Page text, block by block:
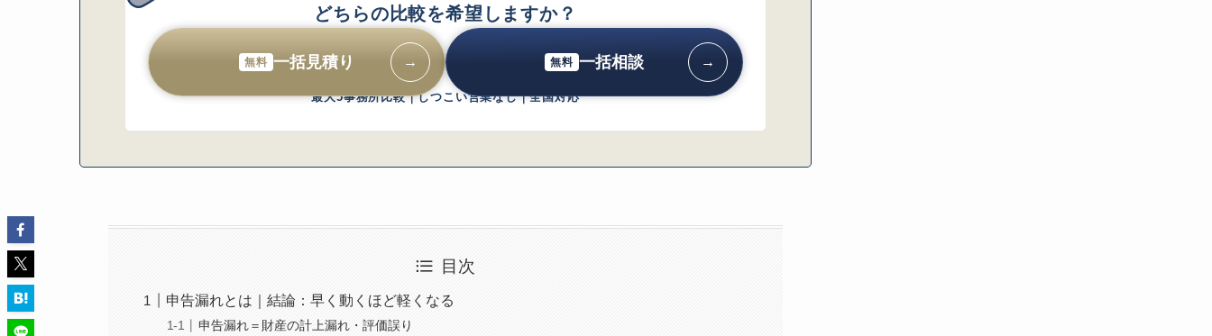
どちらの比較を希望しますか？
無料 一括見積り → 無料 一括相談 →
最大5事務所比較｜しつこい営業なし｜全国対応
目次
申告漏れとは｜結論：早く動くほど軽くなる
申告漏れ＝財産の計上漏れ・評価誤り